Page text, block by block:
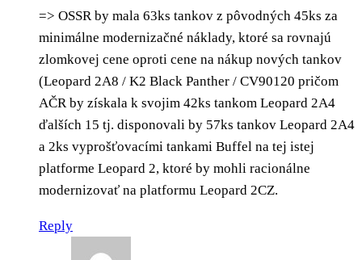
=> OSSR by mala 63ks tankov z pôvodných 45ks za
minimálne modernizačné náklady, ktoré sa rovnajú
zlomkovej cene oproti cene na nákup nových tankov
(Leopard 2A8 / K2 Black Panther / CV90120 pričom
AČR by získala k svojim 42ks tankom Leopard 2A4
ďalších 15 tj. disponovali by 57ks tankov Leopard 2A4
a 2ks vyprošťovacími tankami Buffel na tej istej
platforme Leopard 2, ktoré by mohli racionálne
modernizovať na platformu Leopard 2CZ.
Reply